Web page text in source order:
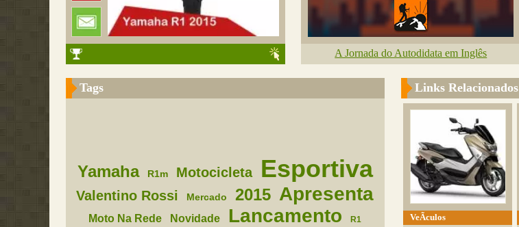
A Jornada do Autodidata em Inglês
Tags
Yamaha R1m Motocicleta Esportiva
Valentino Rossi Mercado 2015 Apresenta
Moto Na Rede Novidade Lancamento R1
Links Relacionados
VeÃ­culos